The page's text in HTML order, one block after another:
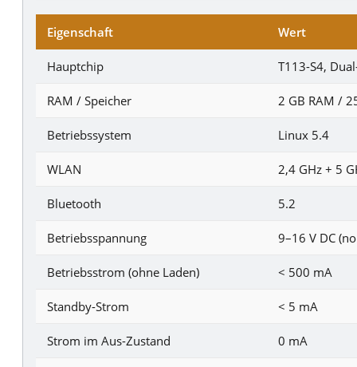
Eigenschaft Wert
Hauptchip T113-S4,
RAM / Speicher 2 GB RAM /
Betriebssystem Linux 5.4
WLAN 2,4 GHz + 5
Bluetooth 5.2
Betriebsspannung 9–16 V DC
Betriebsstrom (ohne Laden) < 500 mA
Standby-Strom < 5 mA
Strom im Aus-Zustand 0 mA